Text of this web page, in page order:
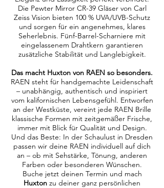
Die Pewter Mirror CR-39 Gläser von Carl
Zeiss Vision bieten 100 % UVA/UVB-Schutz
und sorgen für ein angenehmes, klares
Seherlebnis. Fünf-Barrel-Scharniere mit
eingelassenem Drahtkern garantieren
zusätzliche Stabilität und Langlebigkeit.
Das macht Huxton von RAEN so besonders.
RAEN steht für handgemachte Leidenschaft
– unabhängig, authentisch und inspiriert
vom kalifornischen Lebensgefühl. Entworfen
an der Westküste, vereint jede RAEN Brille
klassische Formen mit zeitgemäßer Frische,
immer mit Blick für Qualität und Design.
Und das Beste: In der Schaulust in Dresden
passen wir deine RAEN individuell auf dich
an – ob mit Sehstärke, Tönung, anderen
Farben oder besonderen Wünschen.
Buche jetzt deinen Termin und mach
Huxton zu deiner ganz persönlichen